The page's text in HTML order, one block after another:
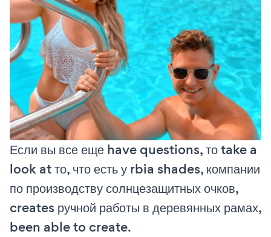
Если вы все еще have questions, то take a
look at то, что есть у rbia shades, компании
по производству солнцезащитных очков,
creates ручной работы в деревянных рамах,
been able to create.